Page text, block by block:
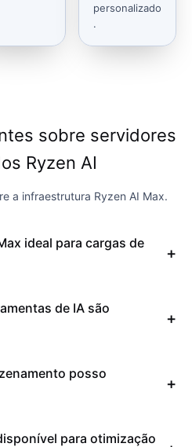
personalizado
.
sobre servidores
Ryzen AI
a infraestrutura Ryzen AI Max.
ideal para cargas de
de IA são
posso
para otimização